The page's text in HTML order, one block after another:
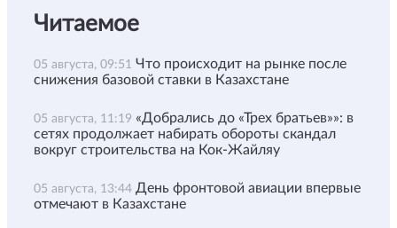
Читаемое
05 августа, 09:51 Что происходит на рынке после
снижения базовой ставки в Казахстане
05 августа, 11:19 «Добрались до «Трех братьев»»: в
сетях продолжает набирать обороты скандал
вокруг строительства на Кок-Жайляу
05 августа, 13:44 День фронтовой авиации впервые
отмечают в Казахстане